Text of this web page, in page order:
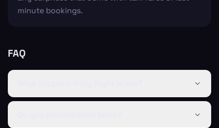
minute bookings.
FAQ